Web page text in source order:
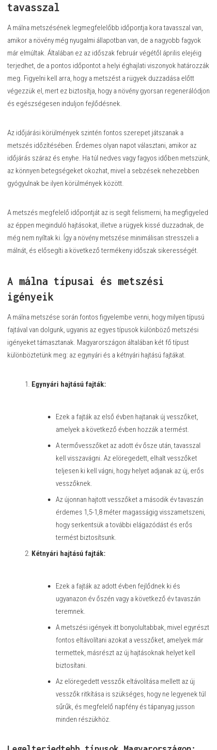
tavasszal
A málna metszésének legmegfelelőbb időpontja kora tavasszal van,
amikor a növény még nyugalmi állapotban van, de a nagyobb fagyok
már elmúltak. Általában ez az időszak február végétől április elejéig
terjedhet, de a pontos időpontot a helyi éghajlati viszonyok határozzák
meg. Figyelni kell arra, hogy a metszést a rügyek duzzadása előtt
végezzük el, mert ez biztosítja, hogy a növény gyorsan regenerálódjon
és egészségesen induljon fejlődésnek.
Az időjárási körülmények szintén fontos szerepet játszanak a
metszés időzítésében. Érdemes olyan napot választani, amikor az
időjárás száraz és enyhe. Ha túl nedves vagy fagyos időben metszünk,
az könnyen betegségeket okozhat, mivel a sebzések nehezebben
gyógyulnak be ilyen körülmények között.
A metszés megfelelő időpontját az is segít felismerni, ha megfigyeled
az éppen meginduló hajtásokat, illetve a rügyek kissé duzzadnak, de
még nem nyíltak ki. Így a növény metszése minimálisan stresszeli a
málnát, és elősegíti a következő termékeny időszak sikerességét.
A málna típusai és metszési
igényeik
A málna metszése során fontos figyelembe venni, hogy milyen típusú
fajtával van dolgunk, ugyanis az egyes típusok különböző metszési
igényeket támasztanak. Magyarországon általában két fő típust
különböztetünk meg: az egynyári és a kétnyári hajtású fajtákat.
Egynyári hajtású fajták:
Ezek a fajták az első évben hajtanak új vesszőket,
amelyek a következő évben hozzák a termést.
A termővesszőket az adott év ősze után, tavasszal
kell visszavágni. Az elöregedett, elhalt vesszőket
teljesen ki kell vágni, hogy helyet adjanak az új, erős
vesszőknek.
Az újonnan hajtott vesszőket a második év tavaszán
érdemes 1,5-1,8 méter magasságig visszametszeni,
hogy serkentsük a további elágazódást és erős
termést biztosítsunk.
Kétnyári hajtású fajták:
Ezek a fajták az adott évben fejlődnek ki és
ugyanazon év őszén vagy a következő év tavaszán
teremnek.
A metszési igények itt bonyolultabbak, mivel egyrészt
fontos eltávolítani azokat a vesszőket, amelyek már
termettek, másrészt az új hajtásoknak helyet kell
biztosítani.
Az elöregedett vesszők eltávolítása mellett az új
vesszők ritkítása is szükséges, hogy ne legyenek túl
sűrűk, és megfelelő napfény és tápanyag jusson
minden részükhöz.